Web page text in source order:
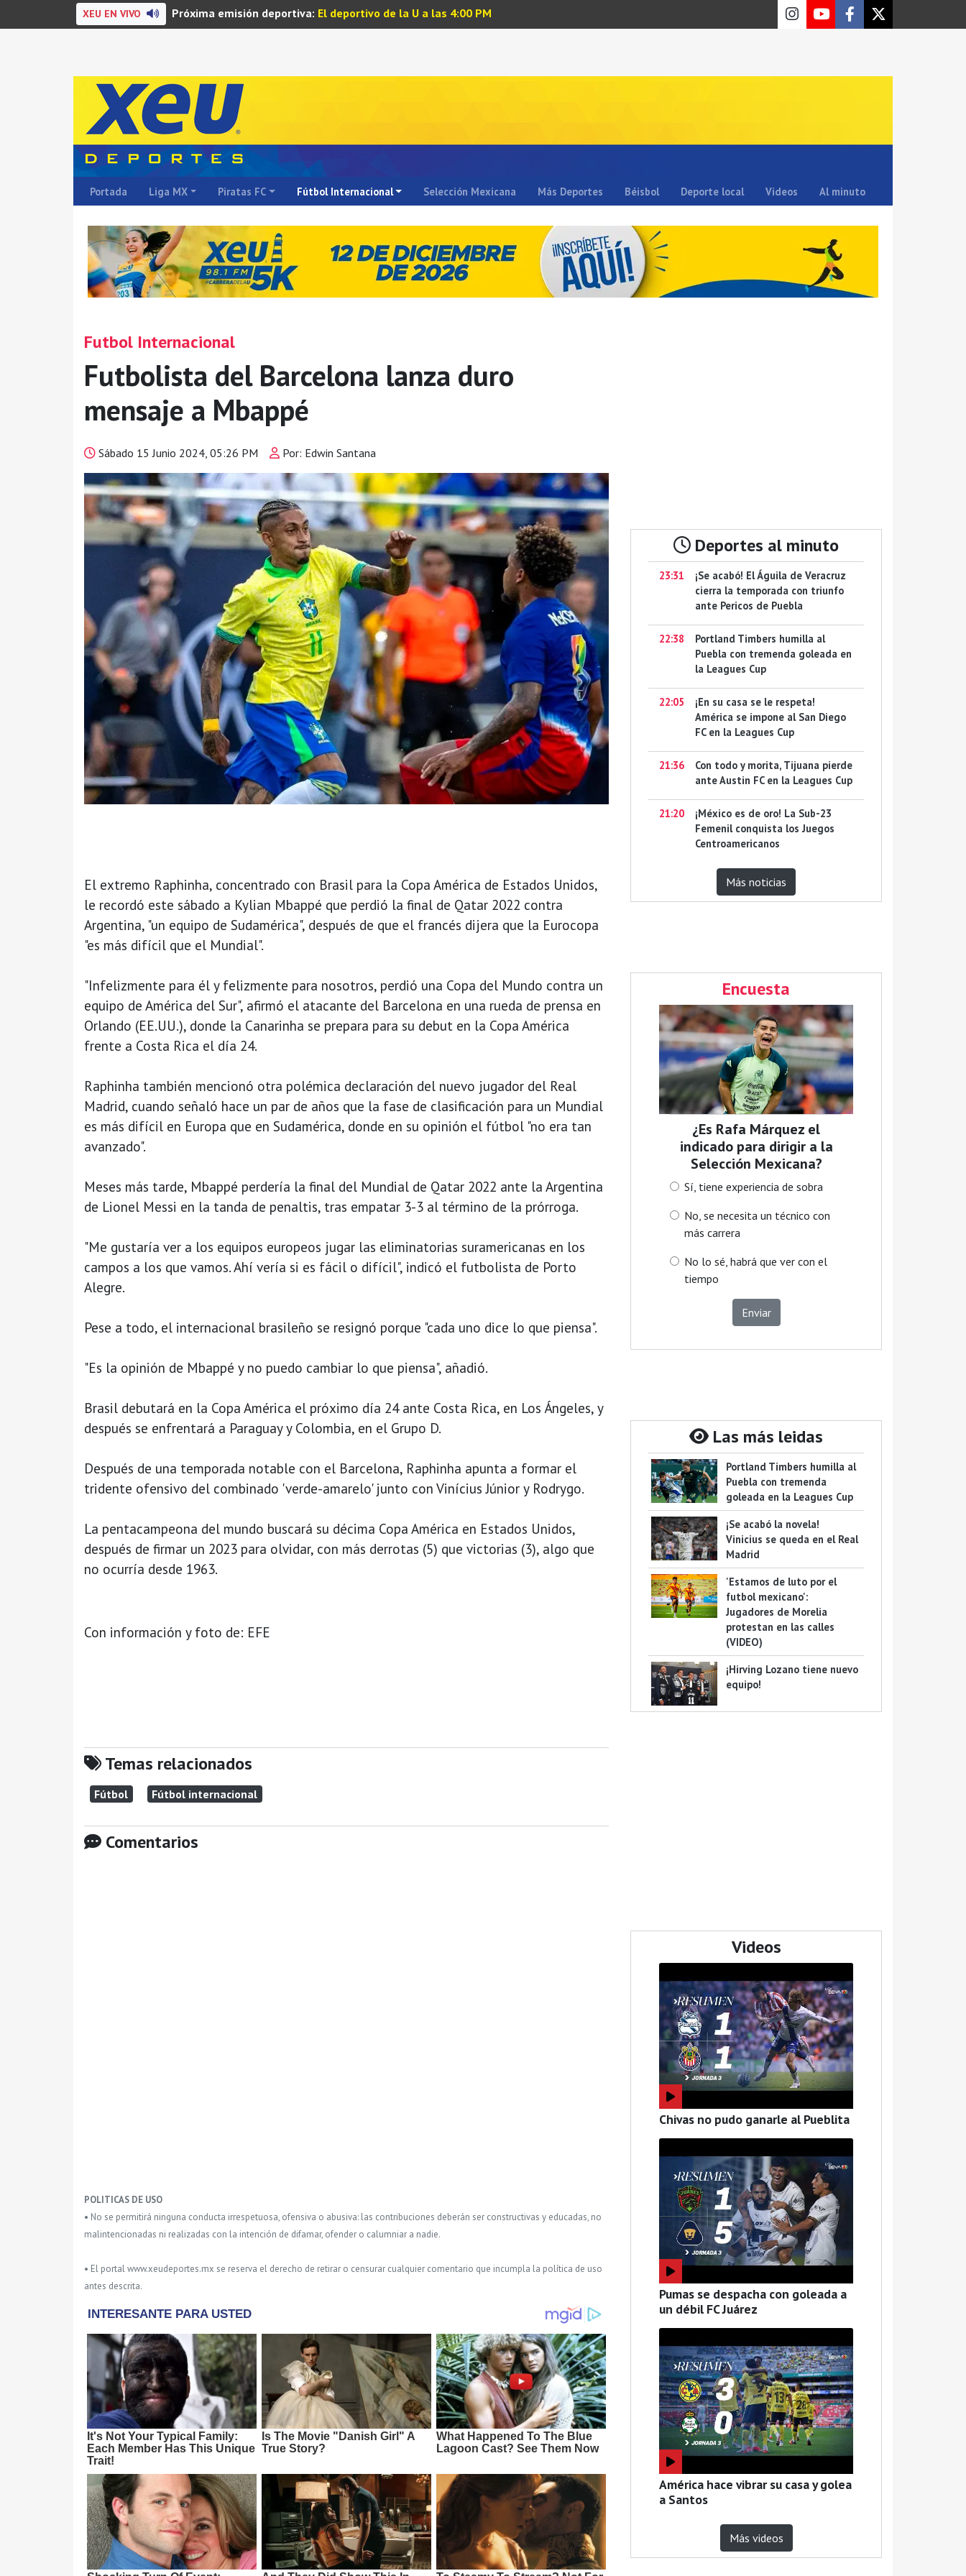
XEU EN VIVO Próxima emisión deportiva: El deportivo de la U a las 4:00 PM
Portada Liga MX Piratas FC Fútbol Internacional Selección Mexicana Más Deportes Béisbol Deporte local Videos Al minuto
Futbol Internacional
Futbolista del Barcelona lanza duro
mensaje a Mbappé
Sábado 15 Junio 2024, 05:26 PM Por: Edwin Santana
El extremo Raphinha, concentrado con Brasil para la Copa América de Estados Unidos,
le recordó este sábado a Kylian Mbappé que perdió la final de Qatar 2022 contra
Argentina, "un equipo de Sudamérica", después de que el francés dijera que la Eurocopa
"es más difícil que el Mundial".
"Infelizmente para él y felizmente para nosotros, perdió una Copa del Mundo contra un
equipo de América del Sur", afirmó el atacante del Barcelona en una rueda de prensa en
Orlando (EE.UU.), donde la Canarinha se prepara para su debut en la Copa América
frente a Costa Rica el día 24.
Raphinha también mencionó otra polémica declaración del nuevo jugador del Real
Madrid, cuando señaló hace un par de años que la fase de clasificación para un Mundial
es más difícil en Europa que en Sudamérica, donde en su opinión el fútbol "no era tan
avanzado".
Meses más tarde, Mbappé perdería la final del Mundial de Qatar 2022 ante la Argentina
de Lionel Messi en la tanda de penaltis, tras empatar 3-3 al término de la prórroga.
"Me gustaría ver a los equipos europeos jugar las eliminatorias suramericanas en los
campos a los que vamos. Ahí vería si es fácil o difícil", indicó el futbolista de Porto
Alegre.
Pese a todo, el internacional brasileño se resignó porque "cada uno dice lo que piensa".
"Es la opinión de Mbappé y no puedo cambiar lo que piensa", añadió.
Brasil debutará en la Copa América el próximo día 24 ante Costa Rica, en Los Ángeles, y
después se enfrentará a Paraguay y Colombia, en el Grupo D.
Después de una temporada notable con el Barcelona, Raphinha apunta a formar el
tridente ofensivo del combinado 'verde-amarelo' junto con Vinícius Júnior y Rodrygo.
La pentacampeona del mundo buscará su décima Copa América en Estados Unidos,
después de firmar un 2023 para olvidar, con más derrotas (5) que victorias (3), algo que
no ocurría desde 1963.
Con información y foto de: EFE
Temas relacionados
Fútbol Fútbol internacional
Comentarios
POLITICAS DE USO
• No se permitirá ninguna conducta irrespetuosa, ofensiva o abusiva: las contribuciones deberán ser constructivas y educadas, no
malintencionadas ni realizadas con la intención de difamar, ofender o calumniar a nadie.
• El portal www.xeudeportes.mx se reserva el derecho de retirar o censurar cualquier comentario que incumpla la política de uso
antes descrita.
Deportes al minuto
23:31
¡Se acabó! El Águila de Veracruz
cierra la temporada con triunfo
ante Pericos de Puebla
22:38
Portland Timbers humilla al
Puebla con tremenda goleada en
la Leagues Cup
22:05
¡En su casa se le respeta!
América se impone al San Diego
FC en la Leagues Cup
21:36
Con todo y morita, Tijuana pierde
ante Austin FC en la Leagues Cup
21:20
¡México es de oro! La Sub-23
Femenil conquista los Juegos
Centroamericanos
Más noticias
Encuesta
¿Es Rafa Márquez el
indicado para dirigir a la
Selección Mexicana?
Sí, tiene experiencia de sobra
No, se necesita un técnico con
más carrera
No lo sé, habrá que ver con el
tiempo
Enviar
Las más leidas
Portland Timbers humilla al
Puebla con tremenda
goleada en la Leagues Cup
¡Se acabó la novela!
Vinicius se queda en el Real
Madrid
'Estamos de luto por el
futbol mexicano':
Jugadores de Morelia
protestan en las calles
(VIDEO)
¡Hirving Lozano tiene nuevo
equipo!
Videos
Chivas no pudo ganarle al Pueblita
Pumas se despacha con goleada a
un débil FC Juárez
América hace vibrar su casa y golea
a Santos
Más videos